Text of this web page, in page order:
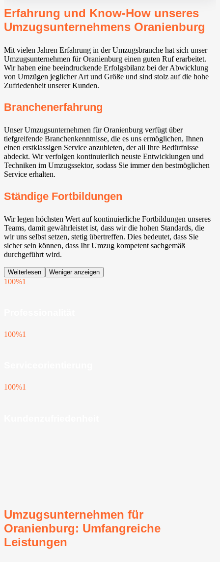
Erfahrung und Know-How unseres
Umzugsunternehmens Oranienburg
Mit vielen Jahren Erfahrung in der Umzugsbranche hat sich unser
Umzugsunternehmen für Oranienburg einen guten Ruf erarbeitet.
Wir haben eine beeindruckende Erfolgsbilanz bei der Abwicklung
von Umzügen jeglicher Art und Größe und sind stolz auf die hohe
Zufriedenheit unserer Kunden.
Branchenerfahrung
Unser Umzugsunternehmen für Oranienburg verfügt über
tiefgreifende Branchenkenntnisse, die es uns ermöglichen, Ihnen
einen erstklassigen Service anzubieten, der all Ihre Bedürfnisse
abdeckt. Wir verfolgen kontinuierlich neuste Entwicklungen und
Techniken im Umzugssektor, sodass Sie immer den bestmöglichen
Service erhalten.
Ständige Fortbildungen
Wir legen höchsten Wert auf kontinuierliche Fortbildungen unseres
Teams, damit gewährleistet ist, dass wir die hohen Standards, die
wir uns selbst setzen, stetig übertreffen. Dies bedeutet, dass Sie
sicher sein können, dass Ihr Umzug kompetent sachgemäß
durchgeführt wird.
Weiterlesen Weniger anzeigen
100%1
100%1
100%1
Umzugsunternehmen für
Oranienburg: Umfangreiche
Leistungen